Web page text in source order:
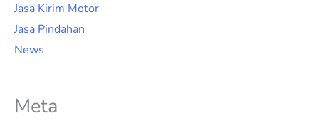
Jasa Kirim Motor
Jasa Pindahan
News
Meta